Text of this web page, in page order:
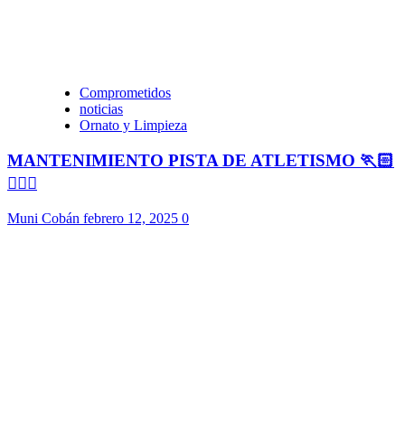
Comprometidos
noticias
Ornato y Limpieza
MANTENIMIENTO PISTA DE ATLETISMO 🏃🏻
🏃🏻‍♀️
Muni Cobán febrero 12, 2025 0